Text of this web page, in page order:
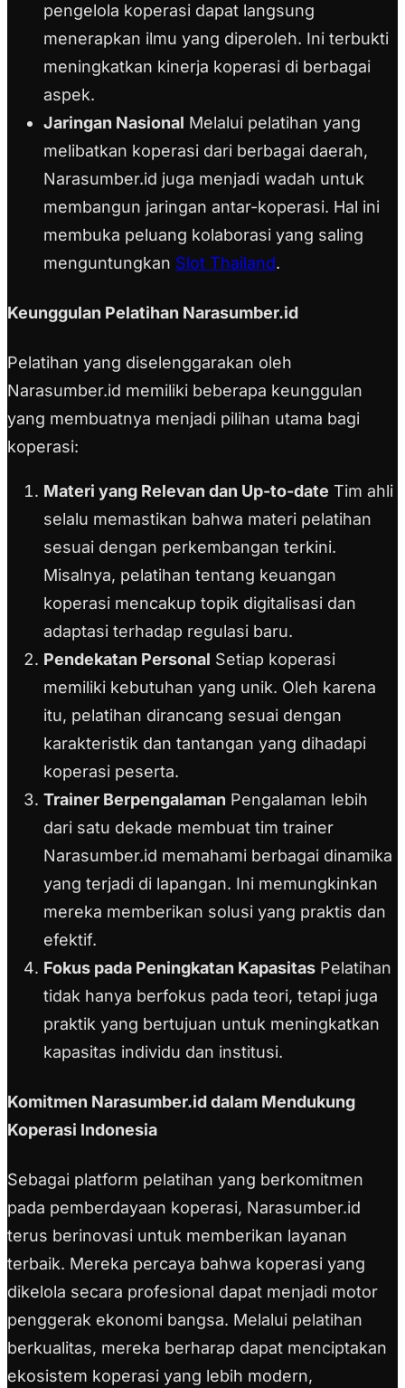
pengelola koperasi dapat langsung
menerapkan ilmu yang diperoleh. Ini terbukti
meningkatkan kinerja koperasi di berbagai
aspek.
Jaringan Nasional Melalui pelatihan yang
melibatkan koperasi dari berbagai daerah,
Narasumber.id juga menjadi wadah untuk
membangun jaringan antar-koperasi. Hal ini
membuka peluang kolaborasi yang saling
menguntungkan Slot Thailand.
Keunggulan Pelatihan Narasumber.id
Pelatihan yang diselenggarakan oleh
Narasumber.id memiliki beberapa keunggulan
yang membuatnya menjadi pilihan utama bagi
koperasi:
Materi yang Relevan dan Up-to-date Tim ahli
selalu memastikan bahwa materi pelatihan
sesuai dengan perkembangan terkini.
Misalnya, pelatihan tentang keuangan
koperasi mencakup topik digitalisasi dan
adaptasi terhadap regulasi baru.
Pendekatan Personal Setiap koperasi
memiliki kebutuhan yang unik. Oleh karena
itu, pelatihan dirancang sesuai dengan
karakteristik dan tantangan yang dihadapi
koperasi peserta.
Trainer Berpengalaman Pengalaman lebih
dari satu dekade membuat tim trainer
Narasumber.id memahami berbagai dinamika
yang terjadi di lapangan. Ini memungkinkan
mereka memberikan solusi yang praktis dan
efektif.
Fokus pada Peningkatan Kapasitas Pelatihan
tidak hanya berfokus pada teori, tetapi juga
praktik yang bertujuan untuk meningkatkan
kapasitas individu dan institusi.
Komitmen Narasumber.id dalam Mendukung
Koperasi Indonesia
Sebagai platform pelatihan yang berkomitmen
pada pemberdayaan koperasi, Narasumber.id
terus berinovasi untuk memberikan layanan
terbaik. Mereka percaya bahwa koperasi yang
dikelola secara profesional dapat menjadi motor
penggerak ekonomi bangsa. Melalui pelatihan
berkualitas, mereka berharap dapat menciptakan
ekosistem koperasi yang lebih modern,